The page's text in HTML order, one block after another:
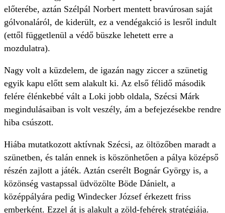
előterébe, aztán Szélpál Norbert mentett bravúrosan saját
gólvonaláról, de kiderült, ez a vendégakció is lesről indult
(ettől függetlenül a védő büszke lehetett erre a
mozdulatra).
Nagy volt a küzdelem, de igazán nagy ziccer a szünetig
egyik kapu előtt sem alakult ki. Az első félidő második
felére élénkebbé vált a Loki jobb oldala, Szécsi Márk
megindulásaiban is volt veszély, ám a befejezésekbe rendre
hiba csúszott.
Hiába mutatkozott aktívnak Szécsi, az öltözőben maradt a
szünetben, és talán ennek is köszönhetően a pálya középső
részén zajlott a játék. Aztán cserélt Bognár György is, a
közönség vastapssal üdvözölte Böde Dánielt, a
középpályára pedig Windecker József érkezett friss
emberként. Ezzel át is alakult a zöld-fehérek stratégiája.